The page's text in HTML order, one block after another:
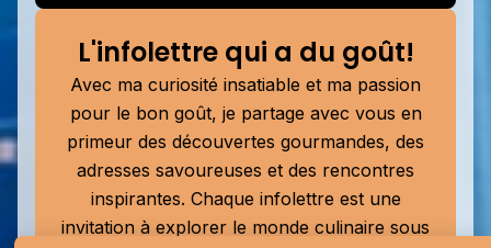
L'infolettre qui a du goût!
Avec ma curiosité insatiable et ma passion
pour le bon goût, je partage avec vous en
primeur des découvertes gourmandes, des
adresses savoureuses et des rencontres
inspirantes. Chaque infolettre est une
invitation à explorer le monde culinaire sous